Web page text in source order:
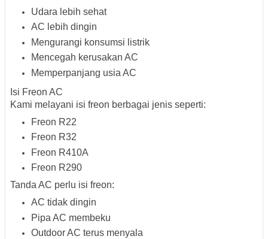
Udara lebih sehat
AC lebih dingin
Mengurangi konsumsi listrik
Mencegah kerusakan AC
Memperpanjang usia AC
Isi Freon AC
Kami melayani isi freon berbagai jenis seperti:
Freon R22
Freon R32
Freon R410A
Freon R290
Tanda AC perlu isi freon:
AC tidak dingin
Pipa AC membeku
Outdoor AC terus menyala